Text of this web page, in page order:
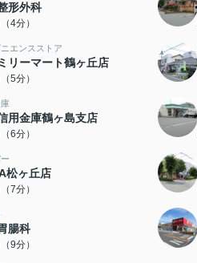
形外科
4分）
エンスストア
リーマート鶴ヶ丘店
5分）
用金庫鶴ヶ島支店
6分）
松ヶ丘店
7分）
腸科
9分）